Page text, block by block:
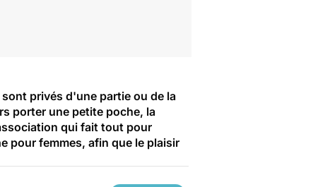
privés d'une partie ou de la
porter une petite poche, la
qui fait tout pour
pour femmes, afin que le plaisir